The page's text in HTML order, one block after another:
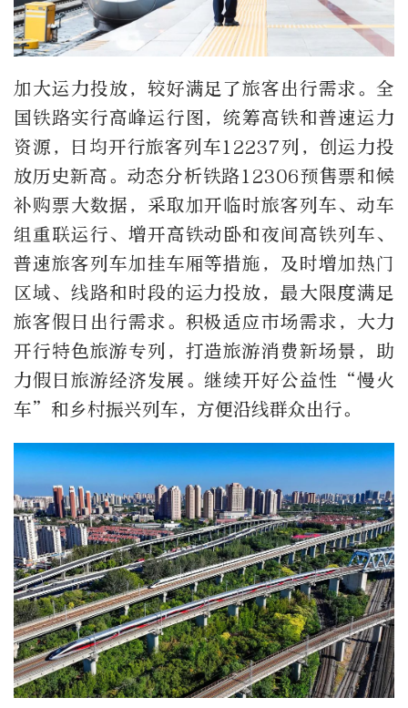
加大运力投放，较好满足了旅客出行需求。全
国铁路实行高峰运行图，统筹高铁和普速运力
资源，日均开行旅客列车12237列，创运力投
放历史新高。动态分析铁路12306预售票和候
补购票大数据，采取加开临时旅客列车、动车
组重联运行、增开高铁动卧和夜间高铁列车、
普速旅客列车加挂车厢等措施，及时增加热门
区域、线路和时段的运力投放，最大限度满足
旅客假日出行需求。积极适应市场需求，大力
开行特色旅游专列，打造旅游消费新场景，助
力假日旅游经济发展。继续开好公益性“慢火
车”和乡村振兴列车，方便沿线群众出行。